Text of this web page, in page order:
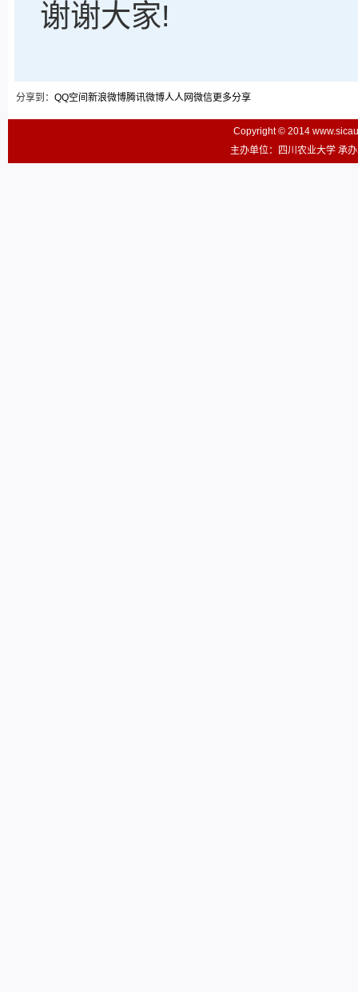
谢谢大家!
分享到： QQ空间 新浪微博腾讯微博人人网微信更多分享
Copyright © 2014
主办单位：四川农业大学 承